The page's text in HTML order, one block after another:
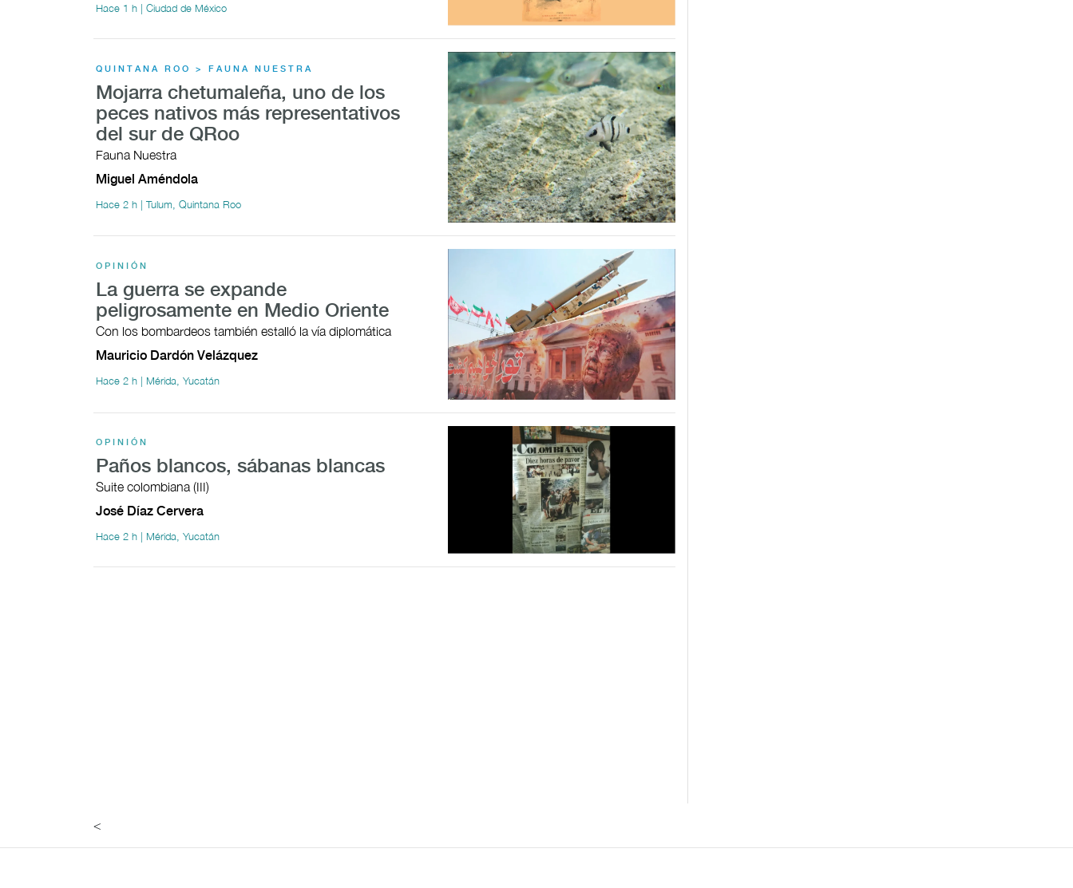
Hace 1 h | Ciudad de México
QUINTANA ROO > FAUNA NUESTRA
Mojarra chetumaleña, uno de los
peces nativos más representativos
del sur de QRoo
Fauna Nuestra
Miguel Améndola
Hace 2 h | Tulum, Quintana Roo
OPINIÓN
La guerra se expande
peligrosamente en Medio Oriente
Con los bombardeos también estalló la vía diplomática
Mauricio Dardón Velázquez
Hace 2 h | Mérida, Yucatán
OPINIÓN
Paños blancos, sábanas blancas
Suite colombiana (III)
José Díaz Cervera
Hace 2 h | Mérida, Yucatán
<